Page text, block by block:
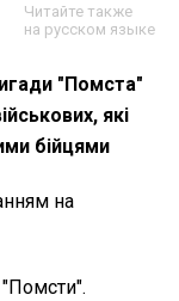
Читайте также
на русском языке
"Помста"
які
бійцями
на